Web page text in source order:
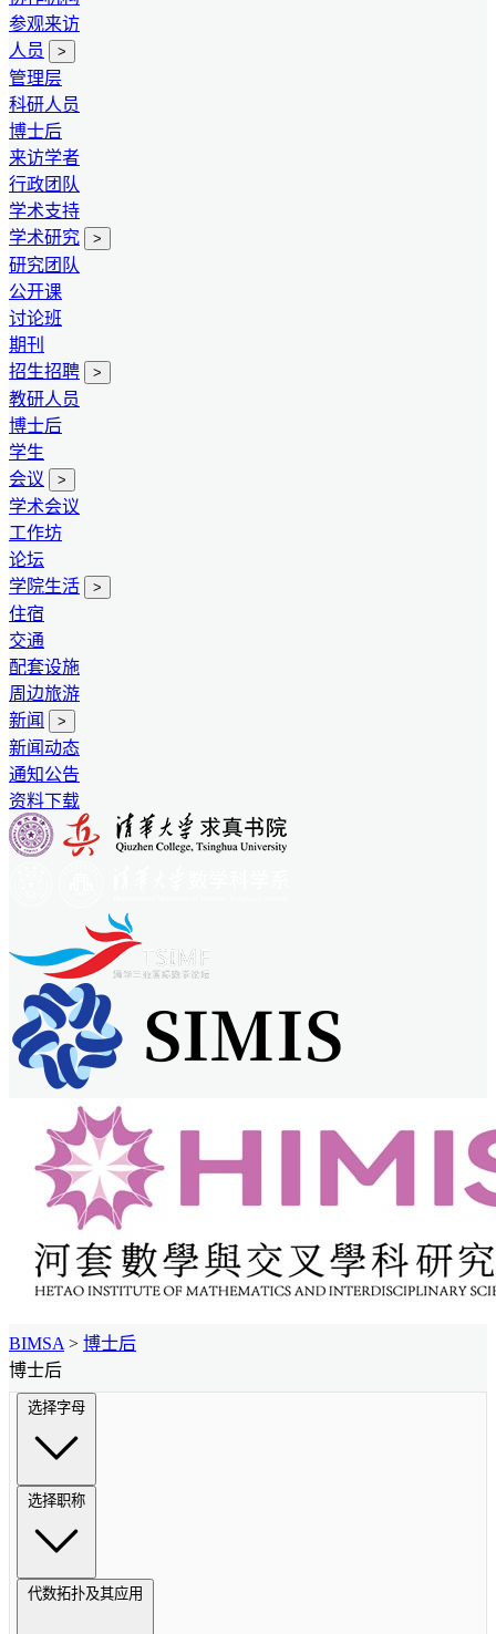
参观来访
人员
>
管理层
科研人员
博士后
来访学者
行政团队
学术支持
学术研究
>
研究团队
公开课
讨论班
期刊
招生招聘
>
教研人员
博士后
学生
会议
>
学术会议
工作坊
论坛
学院生活
>
住宿
交通
配套设施
周边旅游
新闻
>
新闻动态
通知公告
资料下载
BIMSA > 博士后
博士后
选择字母
选择职称
代数拓扑及其应用